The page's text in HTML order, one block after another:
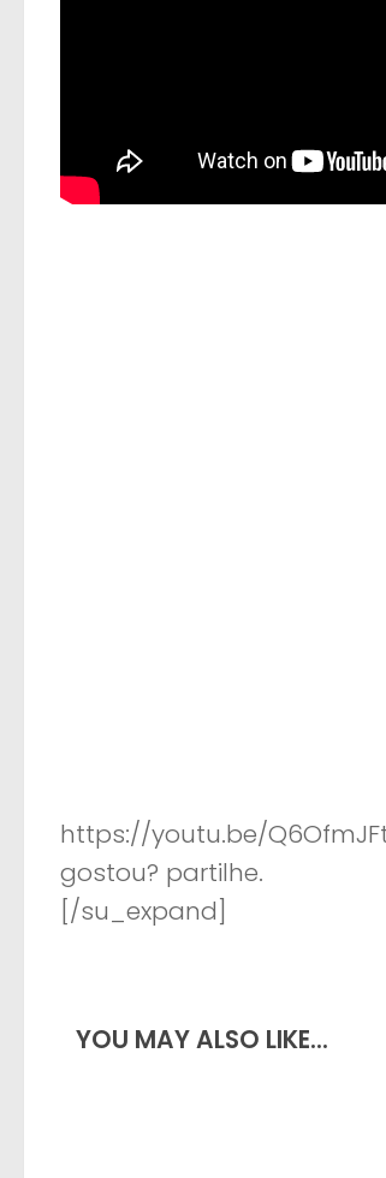
https://youtu.be/
gostou? partilhe.
[/su_expand]
YOU MAY ALSO LIKE...